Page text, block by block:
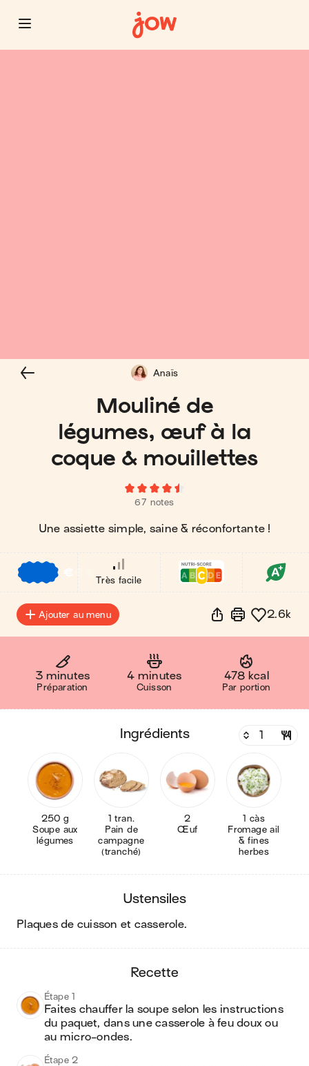
Mouliné de
légumes, œuf à la
coque & mouillettes
67 notes
Une assiette simple, saine & réconfortante !
Anaïs
€
Très facile
Ajouter au menu 2.6k
3 minutes
Préparation
4 minutes
Cuisson
478 kcal
Par portion
ingrédients
250 g
Soupe aux
légumes
1 tran.
Pain de
campagne
(tranché)
2
Œuf
1 càs
Fromage ail
& fines
herbes
ustensiles
plaques de cuisson et casserole.
recette
Étape 1
Faites chauffer la soupe selon les instructions
du paquet, dans une casserole à feu doux ou
au micro-ondes.
Étape 2